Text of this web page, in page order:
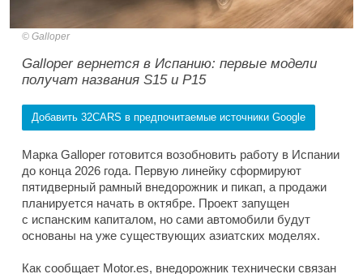
Galloper
Galloper вернется в Испанию: первые модели
получат названия S15 и P15
Добавить 32CARS в предпочитаемые источники Google
Марка Galloper готовится возобновить работу в Испании
до конца 2026 года. Первую линейку сформируют
пятидверный рамный внедорожник и пикап, а продажи
планируется начать в октябре. Проект запущен
с испанским капиталом, но сами автомобили будут
основаны на уже существующих азиатских моделях.
Как сообщает Motor.es, внедорожник технически связан